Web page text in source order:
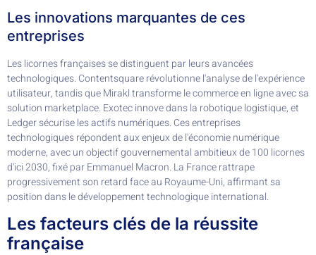
Les innovations marquantes de ces
entreprises
Les licornes françaises se distinguent par leurs avancées
technologiques. Contentsquare révolutionne l'analyse de l'expérience
utilisateur, tandis que Mirakl transforme le commerce en ligne avec sa
solution marketplace. Exotec innove dans la robotique logistique, et
Ledger sécurise les actifs numériques. Ces entreprises
technologiques répondent aux enjeux de l'économie numérique
moderne, avec un objectif gouvernemental ambitieux de 100 licornes
d'ici 2030, fixé par Emmanuel Macron. La France rattrape
progressivement son retard face au Royaume-Uni, affirmant sa
position dans le développement technologique international.
Les facteurs clés de la réussite
française